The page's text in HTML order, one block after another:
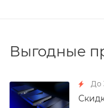
Выгодные
До